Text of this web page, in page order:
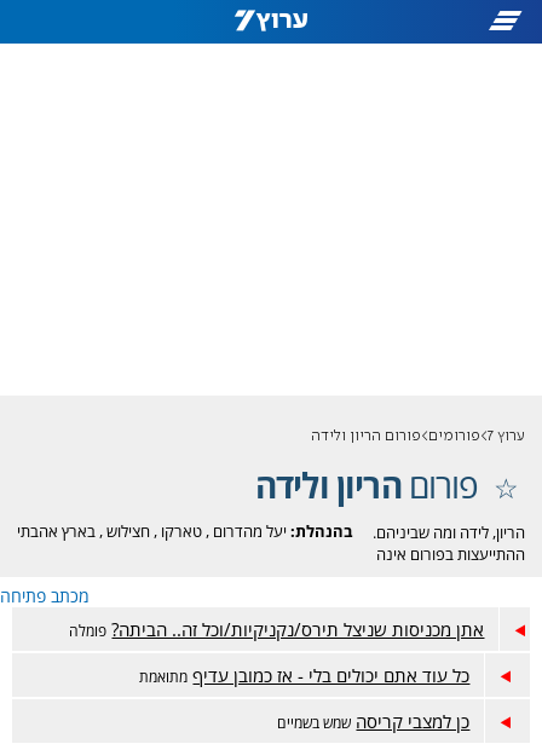
ערוץ 7 פורומים פורום הריון ולידה
פורוםהריון ולידה
בהנהלת: יעל מהדרום ,טארקו ,חצילוש,בארץ אהבתי
הריון, לידה ומה שביניהם.
ההתייעצות בפורום אינה
הפורום דתי, נא לכבד את
רגשות הגולשות בסגנון
לפורום אמהות הפתוח-
מכתב פתיחה
אתן מכניסות שניצל תירס/נקניקיות/וכל זה.. הביתה? פומלה
כל עוד אתם יכולים בלי - אז כמובן עדיף מתואמת
כן למצבי קריסה שמש בשמיים